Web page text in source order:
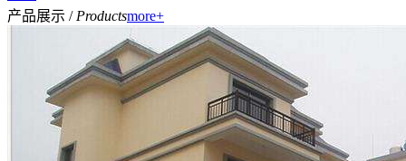
产品展示 / Productsmore+